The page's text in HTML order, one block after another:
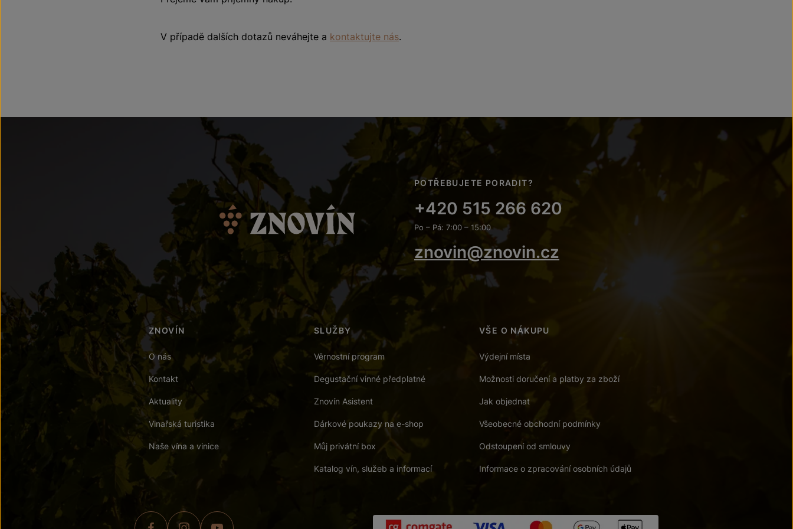
V případě dalších dotazů neváhejte a kontaktujte nás.
POTŘEBUJETE PORADIT?
+420 515 266 620
Po – Pá: 7:00 – 15:00
znovin@znovin.cz
ZNOVÍN
O nás
Kontakt
Aktuality
Vinařská turistika
Naše vína a vinice
SLUŽBY
Věrnostní program
Degustační vinné předplatné
Znovín Asistent
Dárkové poukazy na e-shop
Můj privátní box
Katalog vín, služeb a informací
VŠE O NÁKUPU
Výdejní místa
Možnosti doručení a platby za zboží
Jak objednat
Všeobecné obchodní podmínky
Odstoupení od smlouvy
Informace o zpracování osobních údajů